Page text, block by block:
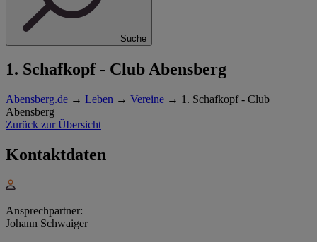
Suche
1. Schafkopf - Club Abensberg
Abensberg.de → Leben → Vereine → 1. Schafkopf - Club
Abensberg
Zurück zur Übersicht
Kontaktdaten
Ansprechpartner:
Johann Schwaiger